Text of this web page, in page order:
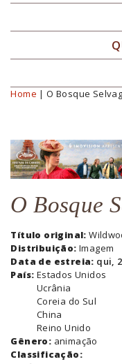
Você está aqui
Home | O Bosque
O Bosque
Título original:
Distribuição: Imagem
Data de estreia: qui,
País: Estados Unidos
Ucrânia
Coreia do Sul
China
Reino Unido
Gênero: animação
Classificação: